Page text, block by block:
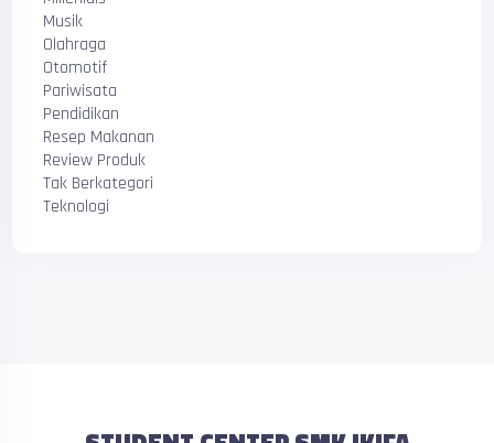
Musik
Olahraga
Otomotif
Pariwisata
Pendidikan
Resep Makanan
Review Produk
Tak Berkategori
Teknologi